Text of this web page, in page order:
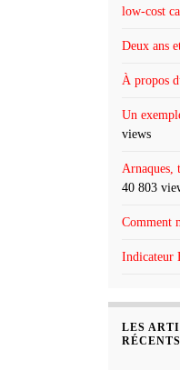
low-cost
Deux ans
À propos
Un
views
Arnaques,
40 803
Comment
Indicateur
LES